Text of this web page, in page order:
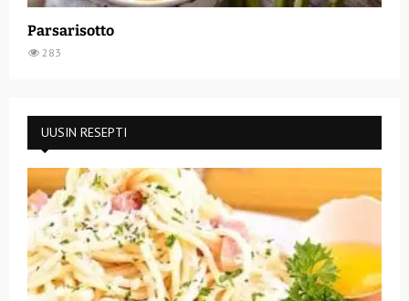
Parsarisotto
283
UUSIN RESEPTI